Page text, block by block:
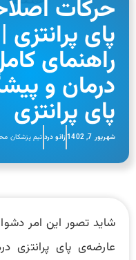
حرکات
پای پرانتزی |
راهنمای
درمان و
پای پرانتزی
شهریور 7, 1402 زانو درد تیم پزشکان
شاید تصور این امر
عارضه‌ی پای پرانتزی